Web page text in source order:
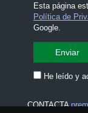
Esta página
Política de
Google.
He leído y
CONTACTA